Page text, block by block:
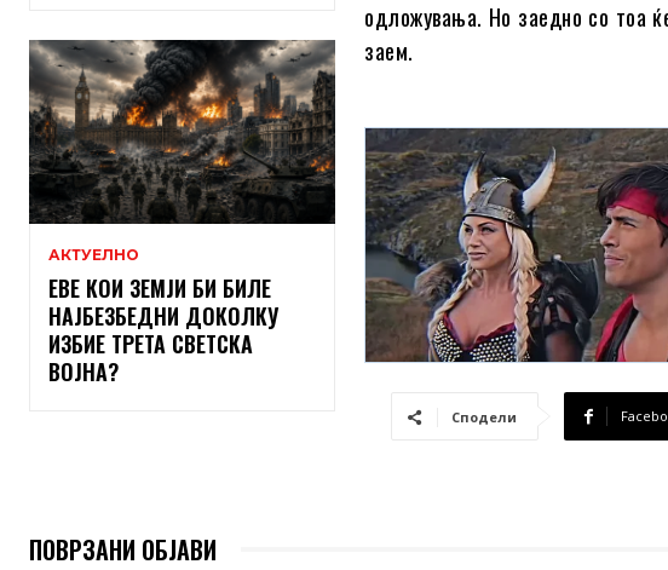
АКТУЕЛНО
ЕВЕ КОИ ЗЕМЈИ БИ БИЛЕ
НАЈБЕЗБЕДНИ ДОКОЛКУ
ИЗБИЕ ТРЕТА СВЕТСКА
ВОЈНА?
одложувања. Но заедно со тоа
заем.
Сподели
ПОВРЗАНИ ОБЈАВИ